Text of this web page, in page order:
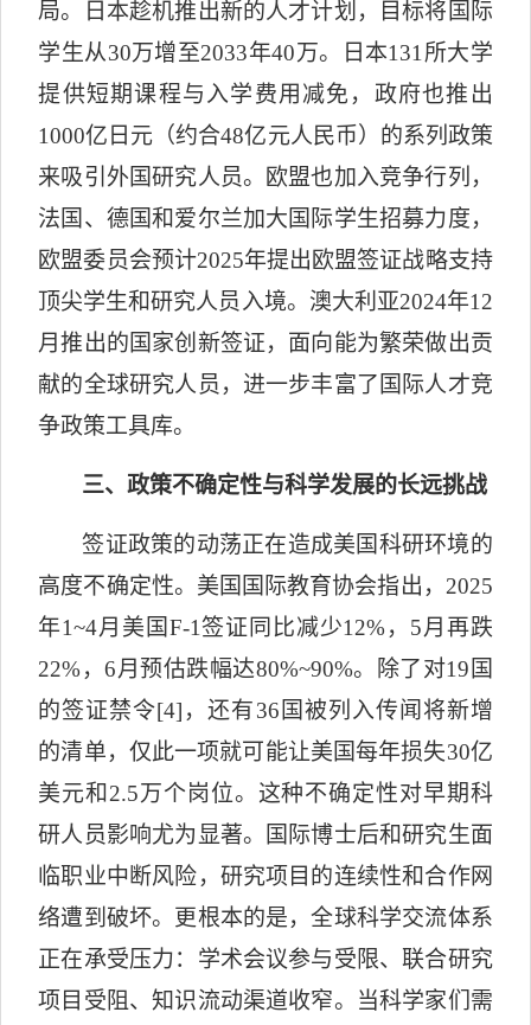
局。日本趁机推出新的人才计划，目标将国际
学生从30万增至2033年40万。日本131 所大学
提供短期课程与入学费用减免，政府也推出
1000亿日元（约合48亿元人民币）的系列政策
来吸引外国研究人员。欧盟也加入竞争行列，
法国、德国和爱尔兰加大国际学生招募力度，
欧盟委员会预计2025年提出欧盟签证战略支持
顶尖学生和研究人员入境。澳大利亚2024年12
月推出的国家创新签证，面向能为繁荣做出贡
献的全球研究人员，进一步丰富了国际人才竞
争政策工具库。
三、政策不确定性与科学发展的长远挑战
签证政策的动荡正在造成美国科研环境的
高度不确定性。美国国际教育协会指出， 2025
年1~4月美国 F-1 签证同比减少12%， 5月再跌
22%，6月预估跌幅达80%~90%。除了对19 国
的签证禁令[4] ，还有36 国被列入传闻将新增
的清单，仅此一项就可能让美国每年损失30亿
美元和 2.5万个岗位。这种不确定性对早期科
研人员影响尤为显著。国际博士后和研究生面
临职业中断风险，研究项目的连续性和合作网
络遭到破坏。更根本的是，全球科学交流体系
正在承受压力：学术会议参与受限、联合研究
项目受阻、知识流动渠道收窄。当科学家们需